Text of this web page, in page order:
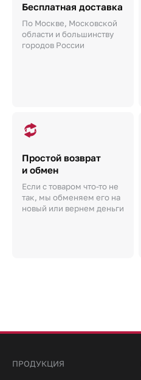
Бесплатная доставка
По Москве, Московской
области и большинству
городов России
Простой возврат
и обмен
Если с товаром что-то не
так, мы обменяем его на
новый или вернем деньги
ПРОДУКЦИЯ